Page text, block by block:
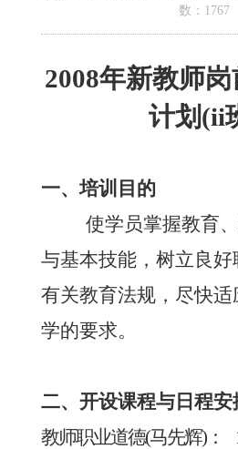
数： 1767
2008年新教师
计划 (ii
一、培训目的
使学员掌握教育
与基本技能，树立良
有关教育法规，尽快
学的要求。
二、开设课程与日程安
教师职业道德(马先辉)：